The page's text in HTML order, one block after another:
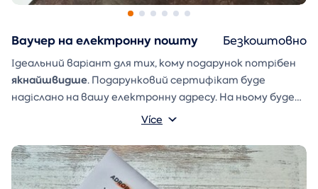
Ваучер на електронну пошту
Ідеальний варіант для тих, кому подарунок потрібен
якнайшвидше. Подарунковий сертифікат буде
надіслано на вашу електронну адресу. На ньому буде
ваше ім'я та напис, який ви можете написати
просто роздрукувати, вирізати та склеїти, також
буде надіслано в електронному листі.
Více
Безкоштовно